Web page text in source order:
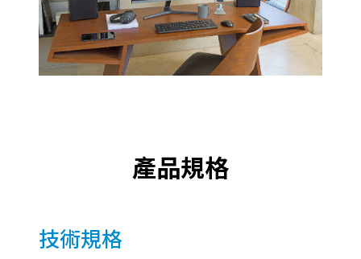
產品規格
技術規格